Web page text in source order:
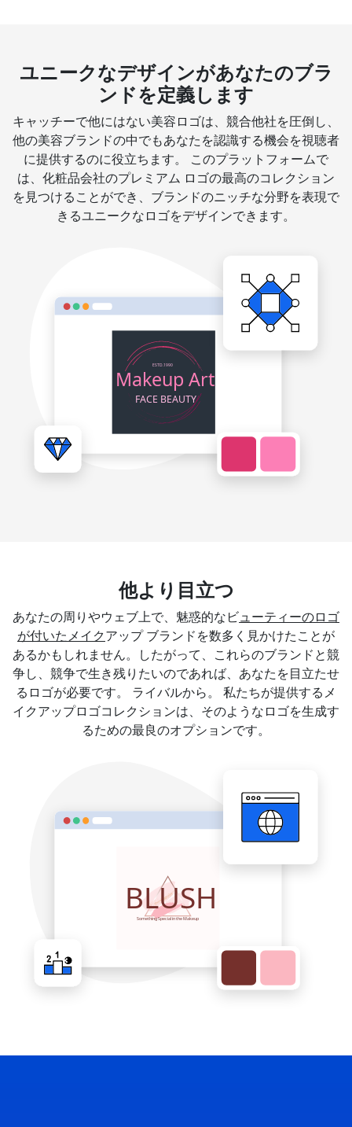
ユニークなデザインがあなたのブラ
ンドを定義します
キャッチーで他にはない美容ロゴは、競合他社を圧倒し、
他の美容ブランドの中でもあなたを認識する機会を視聴者
に提供するのに役立ちます。 このプラットフォームで
は、化粧品会社のプレミアム ロゴの最高のコレクション
を見つけることができ、ブランドのニッチな分野を表現で
きるユニークなロゴをデザインできます。
他より目立つ
あなたの周りやウェブ上で、魅惑的なビ ューティーのロゴ
が付いたメイク アップ ブランドを数多く見かけたことが
あるかもしれません。したがって、これらのブランドと競
争し、競争で生き残りたいのであれば、あなたを目立たせ
るロゴが必要です。 ライバルから。 私たちが提供するメ
イクアップロゴコレクションは、そのようなロゴを生成す
るための最良のオプションです。